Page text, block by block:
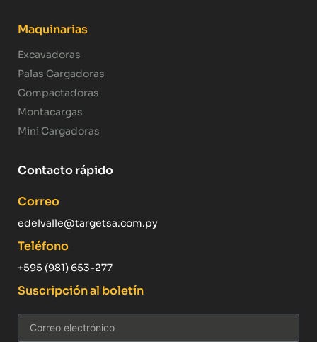
Maquinarias
Excavadoras
Palas Cargadoras
Compactadoras
Montacargas
Mini Cargadoras
Contacto rápido
Correo
edelvalle@targetsa.com.py
Teléfono
+595 (981) 653-277
Suscripción al boletín